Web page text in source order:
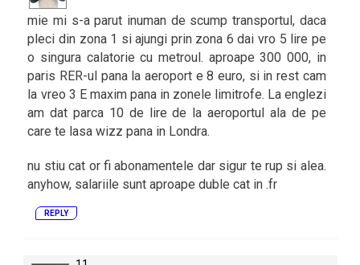
mie mi s-a parut inuman de scump transportul, daca
pleci din zona 1 si ajungi prin zona 6 dai vro 5 lire pe
o singura calatorie cu metroul. aproape 300 000, in
paris RER-ul pana la aeroport e 8 euro, si in rest cam
la vreo 3 E maxim pana in zonele limitrofe. La englezi
am dat parca 10 de lire de la aeroportul ala de pe
care te lasa wizz pana in Londra.
nu stiu cat or fi abonamentele dar sigur te rup si alea.
anyhow, salariile sunt aproape duble cat in .fr
REPLY